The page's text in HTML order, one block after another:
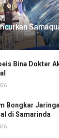
Bina Dokter
Bongkar
di Samarinda